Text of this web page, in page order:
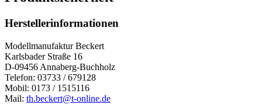
Herstellerinformationen
Modellmanufaktur Beckert
Karlsbader Straße 16
D-09456 Annaberg-Buchholz
Telefon: 03733 / 679128
Mobil: 0173 / 1515116
Mail: th.beckert@t-online.de